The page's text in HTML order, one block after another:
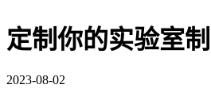
定制你的实验室
2023-08-02